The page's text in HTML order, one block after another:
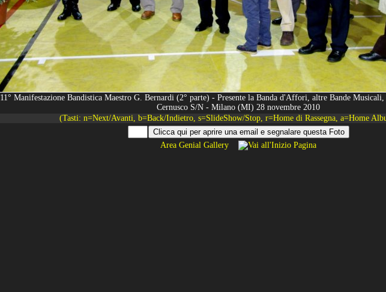
11° Manifestazione Bandistica Maestro G. Bernardi (2° parte) - Presente la Banda d'Affori, altre Bande
Cernusco S/N - Milano (MI) 28 novembre 2010
(Tasti: n=Next/Avanti, b=Back/Indietro, s=SlideShow/Stop, r=Home di Rassegna, a=Home
Area Genial Gallery